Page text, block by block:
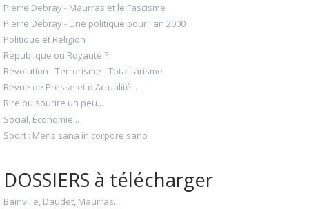
Pierre Debray - Maurras et le Fascisme
Pierre Debray - Une politique pour l'an 2000
Politique et Religion
République ou Royauté ?
Révolution - Terrorisme - Totalitarisme
Revue de Presse et d'Actualité...
Rire ou sourire un peu...
Social, Économie...
Sport : Mens sana in corpore sano
DOSSIERS à télécharger
Bainville, Daudet, Maurras....